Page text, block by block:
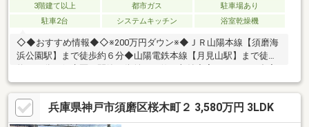
3階建て以上 都市ガス
駐車場あり
駐車2台
システムキッチン 浴室乾燥機
◇◆おすすめ情報◆◇※200万円ダウン※◆ＪＲ山陽本線【須磨海
浜公園駅】まで徒歩約６分◆山陽電鉄本線【月見山駅】まで徒歩
約１２分～須磨区の閑静な街並みに佇む収納充実の４ＬＤＫ邸宅
～◆【須磨シーワールド】徒歩圏内の希少立地◆ＬＤＫ１８．０
帖＋４部屋＋２・３階バルコニー完備◆学校・病院・買物すべて
徒歩圏内の快適な住環境◆ビルドイン車庫１台分ございます。----
---------------【イオンハウジングイオンモール神戸南店】◆◆お問
兵庫県神戸市須磨区桜木町２ 3,580万円 3LDK